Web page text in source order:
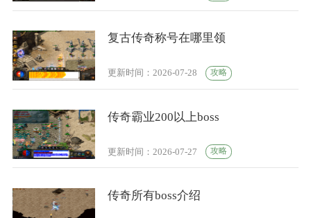
复古传奇称号在哪里领
更新时间：2026-07-28 攻略
传奇霸业200以上boss
更新时间：2026-07-27 攻略
传奇所有boss介绍